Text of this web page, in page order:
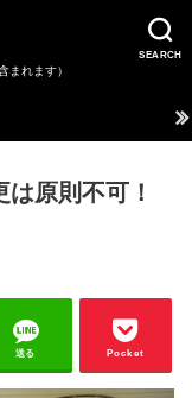
SEARCH
まれます）
原則不可！
送る Pocket